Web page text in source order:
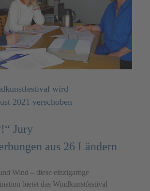
wird
2021 verschoben
Jury
aus 26 Ländern
Wind – diese einzigartige
bietet das Windkunstfestival